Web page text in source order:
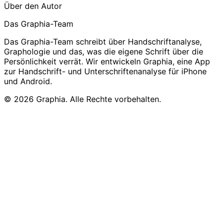
Über den Autor
Das Graphia-Team
Das Graphia-Team schreibt über Handschriftanalyse,
Graphologie und das, was die eigene Schrift über die
Persönlichkeit verrät. Wir entwickeln Graphia, eine App
zur Handschrift- und Unterschriftenanalyse für iPhone
und Android.
© 2026 Graphia. Alle Rechte vorbehalten.